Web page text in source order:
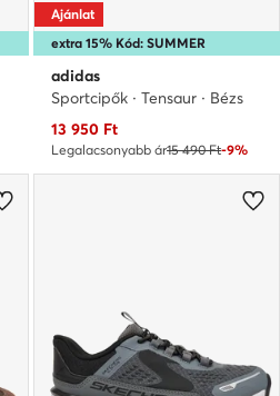
extra 15% Kód: SUMMER
Ajánlat
adidas
Sportcipők · Tensaur · Bézs
Aktuális ár
13 950 Ft
Legalacsonyabb ár15 490 Ft-9%